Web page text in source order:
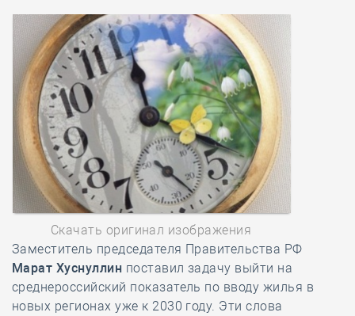
Скачать оригинал изображения
Заместитель председателя Правительства РФ
Марат Хуснуллин поставил задачу выйти на
среднероссийский показатель по вводу жилья в
новых регионах уже к 2030 году. Эти слова